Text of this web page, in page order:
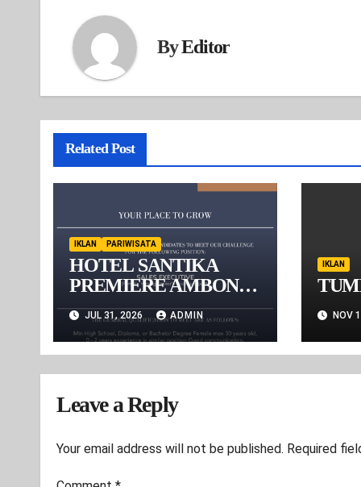
ByEditor
Related Post
IKLAN PARIWISATA
HOTEL SANTIKA
PREMIERE AMBON
BUKA PELUANG
KARIER BAGI
TALENTA MUDA,
JUL 31, 2026 ADMIN
IKLAN
NOV
Leave a Reply
Your email address will not be published. Required